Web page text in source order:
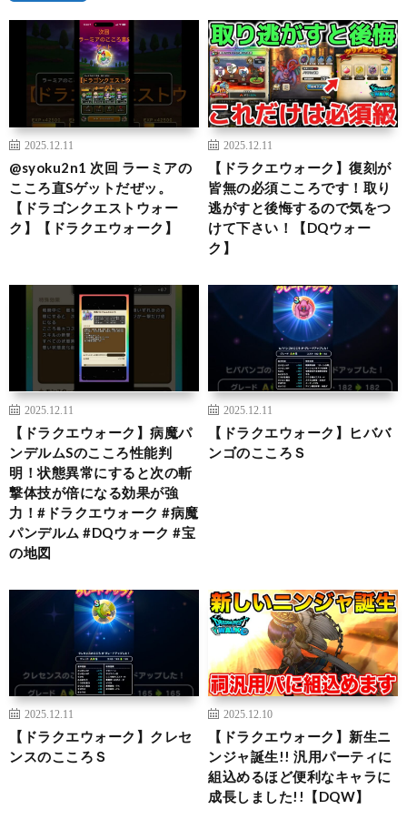
2025.12.11
@syoku2n1 次回 ラーミアの
こころ直Sゲットだぜッ。
【ドラゴンクエストウォー
ク】【ドラクエウォーク】
2025.12.11
【ドラクエウォーク】復刻が
皆無の必須こころです！取り
逃がすと後悔するので気をつ
けて下さい！【DQウォー
ク】
2025.12.11
【ドラクエウォーク】病魔パ
ンデルムSのこころ性能判
明！状態異常にすると次の斬
撃体技が倍になる効果が強
力！#ドラクエウォーク #病魔
パンデルム #DQウォーク #宝
の地図
2025.12.11
【ドラクエウォーク】ヒババ
ンゴのこころＳ
2025.12.11
【ドラクエウォーク】クレセ
ンスのこころＳ
2025.12.10
【ドラクエウォーク】新生ニ
ンジャ誕生!! 汎用パーティに
組込めるほど便利なキャラに
成長しました!!【DQW】